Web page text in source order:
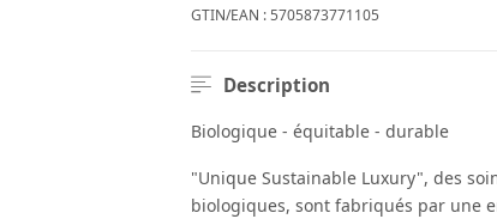
GTIN/EAN :5705873771105
Description
Biologique - équitable - durable
"Unique Sustainable Luxury", des
biologiques, sont fabriqués par une